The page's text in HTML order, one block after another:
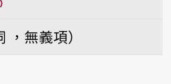
，無義項）